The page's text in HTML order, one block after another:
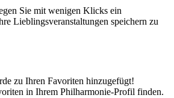
Sie mit wenigen Klicks ein
Lieblingsveranstaltungen speichern zu
zu Ihren Favoriten hinzugefügt!
in Ihrem Philharmonie-Profil finden.